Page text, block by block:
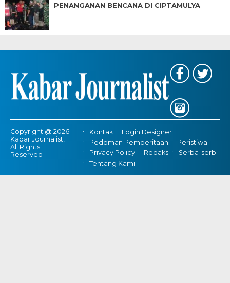
PENANGANAN BENCANA DI CIPTAMULYA
Copyright @ 2026
Kabar Journalist,
All Rights
Reserved
Kontak
Login Designer
Pedoman Pemberitaan
Peristiwa
Privacy Policy
Redaksi
Serba-serbi
Tentang Kami